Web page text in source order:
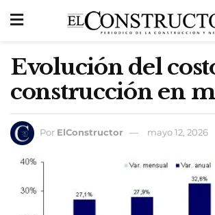
Evolución del
construcción en
Por ElConstructor mayo 12, 2026